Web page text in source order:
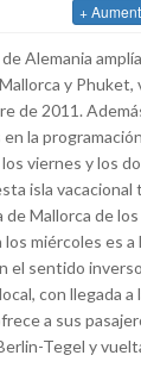
+
Alemania
y Phuket,
de 2011.
la
viernes y los
isla vacacional
Mallorca de
miércoles es a
el sentido
con llegada
a sus
Tegel y